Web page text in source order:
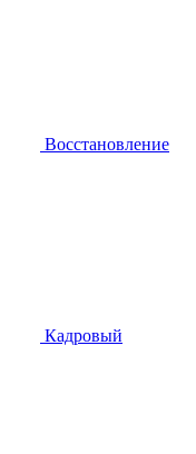
Восстановление
Кадровый